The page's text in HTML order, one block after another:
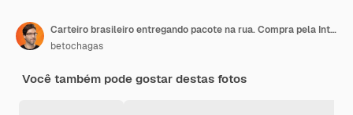
Carteiro brasileiro entregando pacote na rua. Compra pela Internet entregue em casa.
betochagas
Você também pode gostar destas fotos